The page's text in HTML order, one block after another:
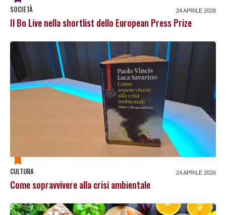
SOCIETÀ 24 APRILE 2026
Il Bo Live nella shortlist dello European Press Prize
CULTURA 24 APRILE 2026
Come sopravvivere alla crisi ambientale